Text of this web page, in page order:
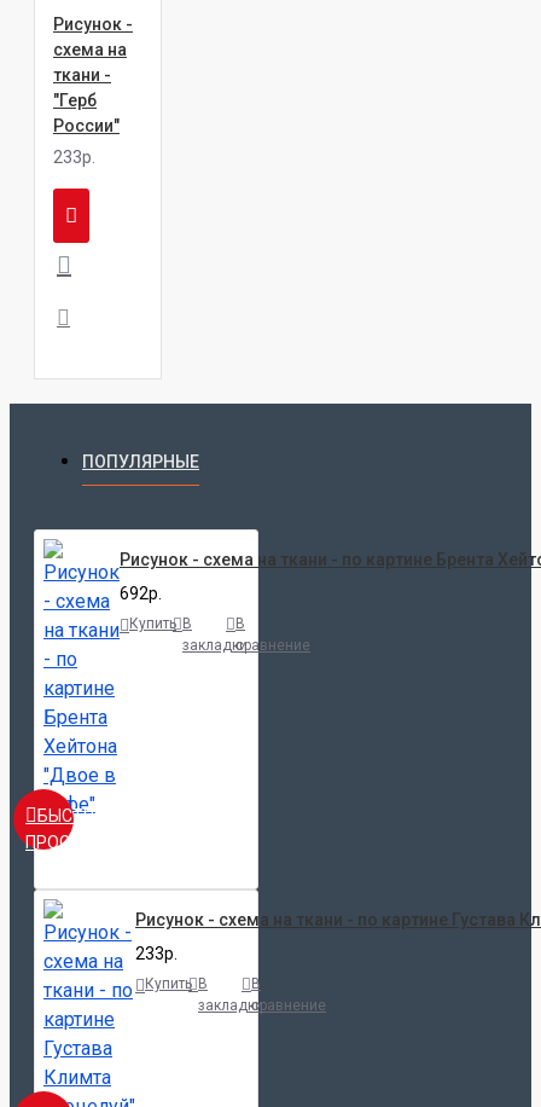
Рисунок -
схема на
ткани -
"Герб
России"
233р.
ПОПУЛЯРНЫЕ
БЫСТРЫЙ
ПРОСМОТР
Рисунок - схема на ткани - по картине Брента
692р.
Купить В
закладки
В
сравнение
Рисунок - схема на ткани - по картине Густава
233р.
Купить В
закладки
В
сравнение